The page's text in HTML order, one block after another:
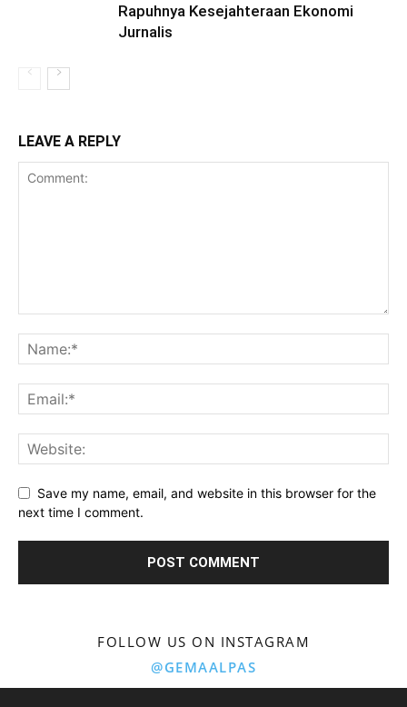
Rapuhnya Kesejahteraan Ekonomi
Jurnalis
LEAVE A REPLY
Save my name, email, and website in this browser for the
next time I comment.
FOLLOW US ON INSTAGRAM
@GEMAALPAS